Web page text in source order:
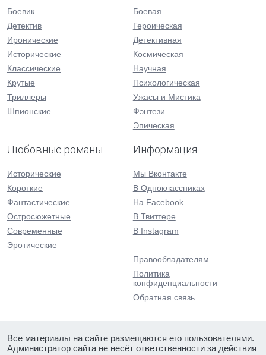
Боевик
Детектив
Иронические
Исторические
Классические
Крутые
Триллеры
Шпионские
Боевая
Героическая
Детективная
Космическая
Научная
Психологическая
Ужасы и Мистика
Фэнтези
Эпическая
Любовные романы
Исторические
Короткие
Фантастические
Остросюжетные
Современные
Эротические
Информация
Мы Вконтакте
В Одноклассниках
На Facebook
В Твиттере
В Instagram
Правообладателям
Политика
конфиденциальности
Обратная связь
Все материалы на сайте размещаются его пользователями.
Администратор сайта не несёт ответственности за действия